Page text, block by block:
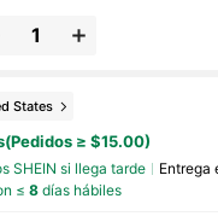
States
≥ $15.00)
SHEIN si llega tarde Entrega
≤ 8días hábiles